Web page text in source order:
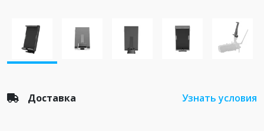
Доставка Узнать условия